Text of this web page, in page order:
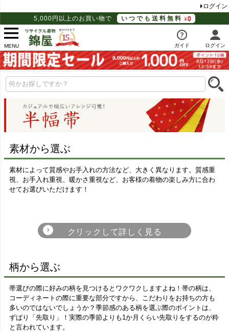
ログイン
5,000円以上のお買い物で
いつでも送料無料
MENU ガイド ログイン
素材から選ぶ
素材によって質感やお手入れの方法など、大きく異なります。質感重
視、お手入れ重視、暖かさ重視など、お客様の着物の楽しみ方に合わ
せてお選びいただけます！
美しい光沢と滑らかな風合いが魅
力。肌にしっとりと吸い付くような
ウール 綿
柄から選ぶ
帯選びの際に好みの柄を見つけるとワクワクしますよね！帯の柄は、
コーディネートの際に重要な部分ですから、こだわりをお持ちの方も
多いのではないでしょうか？季節感のある柄を選ぶ際のポイントは、
ずばり「先取り」！実際の季節よりも1か月くらい先取りをするのが粋
と言われています。